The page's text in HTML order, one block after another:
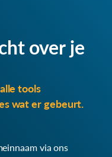
over je
tools
wat er gebeurt.
via ons